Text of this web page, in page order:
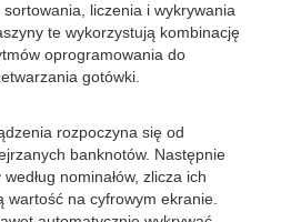
liczenia i wykrywania
te wykorzystują kombinację
oprogramowania do
gotówki.
rozpoczyna się od
banknotów. Następnie
nominałów, zlicza ich
wartość na cyfrowym ekranie.